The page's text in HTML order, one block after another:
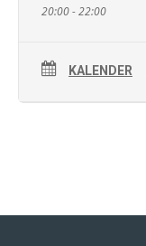
20:00 - 22:00
KALENDER